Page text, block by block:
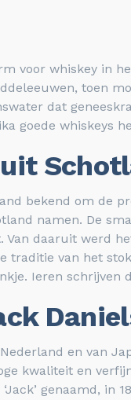
voor whiskey in
toen
dat
goede whiskeys
bekend om de
namen. De
Van daaruit werd
traditie van het
Ieren schrijven
en van
kwaliteit en
genaamd,